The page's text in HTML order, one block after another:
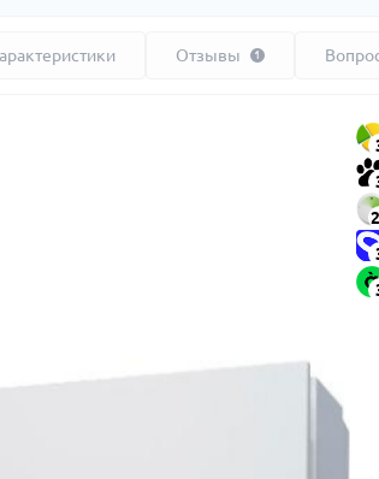
Отзывы 1